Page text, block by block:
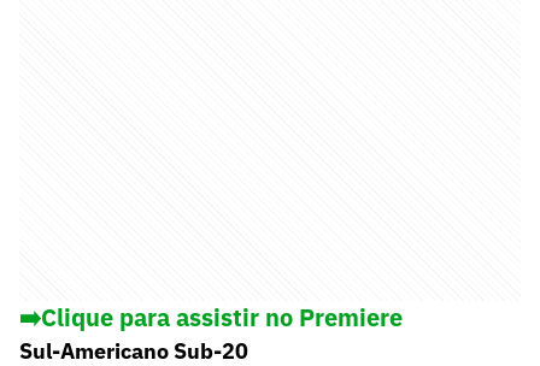
➡️Clique para assistir no Premiere
Sul-Americano Sub-20